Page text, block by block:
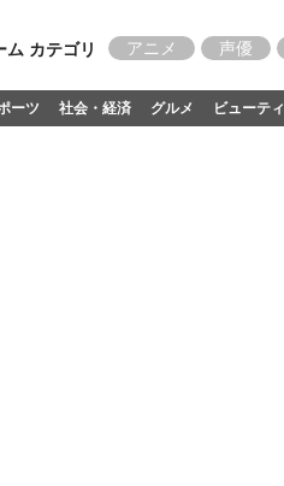
ム カテゴリ アニメ 声優
ーツ 社会・経済 グルメ ビューティ